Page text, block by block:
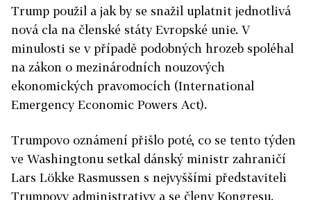
Trump použil a jak by se snažil uplatnit jednotlivá
nová cla na členské státy Evropské unie. V
minulosti se v případě podobných hrozeb spoléhal
na zákon o mezinárodních nouzových
ekonomických pravomocích (International
Emergency Economic Powers Act).
Trumpovo oznámení přišlo poté, co se tento týden
ve Washingtonu setkal dánský ministr zahraničí
Lars Lökke Rasmussen s nejvyššími představiteli
Trumpovy administrativy a se členy Kongresu.